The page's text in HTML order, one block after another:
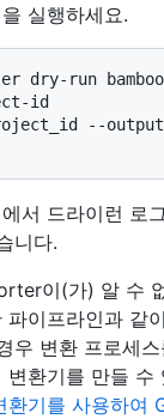
실행하세요.
dry-run
id
--
서 드라이런 로
니다.
이(가) 알 수
파이프라인과 같
우 변환 프로세
변환기를 만들 수
환기를 사용하여